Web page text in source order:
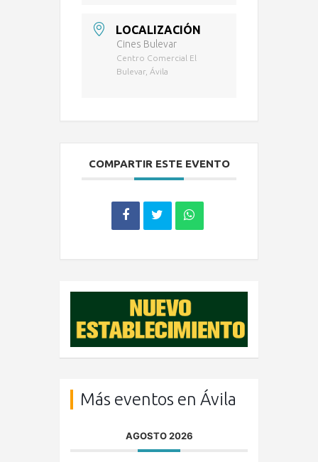
LOCALIZACIÓN
Cines Bulevar
Centro Comercial El
Bulevar, Ávila
COMPARTIR ESTE EVENTO
Más eventos en Ávila
AGOSTO 2026